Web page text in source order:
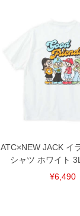
ATC×NEW JACK イ
シャツ ホワイト
¥6,490